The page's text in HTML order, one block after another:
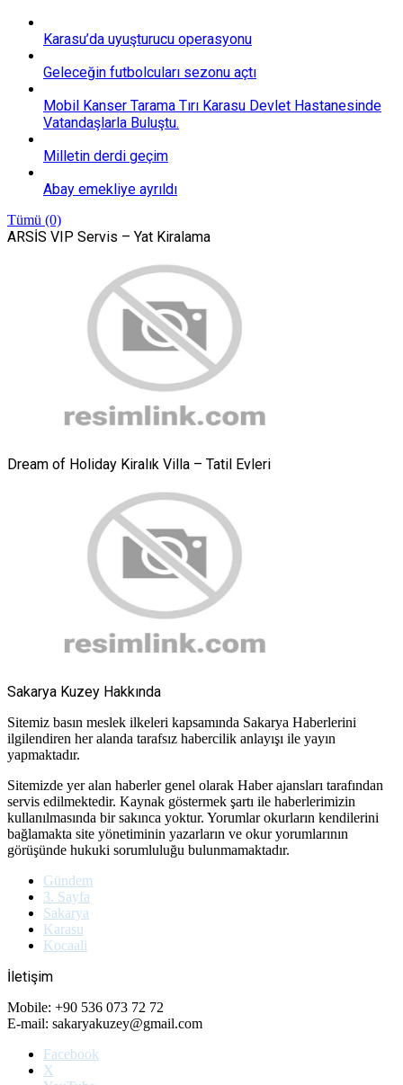
Karasu’da uyuşturucu operasyonu
Geleceğin futbolcuları sezonu açtı
Mobil Kanser Tarama Tırı Karasu Devlet Hastanesinde
Vatandaşlarla Buluştu.
Milletin derdi geçim
Abay emekliye ayrıldı
Tümü (0)
ARSİS VIP Servis – Yat Kiralama
Dream of Holiday Kiralık Villa – Tatil Evleri
Sakarya Kuzey Hakkında
Sitemiz basın meslek ilkeleri kapsamında Sakarya Haberlerini
ilgilendiren her alanda tarafsız habercilik anlayışı ile yayın
yapmaktadır.
Sitemizde yer alan haberler genel olarak Haber ajansları tarafından
servis edilmektedir. Kaynak göstermek şartı ile haberlerimizin
kullanılmasında bir sakınca yoktur. Yorumlar okurların kendilerini
bağlamakta site yönetiminin yazarların ve okur yorumlarının
görüşünde hukuki sorumluluğu bulunmamaktadır.
Gündem
3. Sayfa
Sakarya
Karasu
Kocaali
İletişim
Mobile: +90 536 073 72 72
E-mail: sakaryakuzey@gmail.com
Facebook
X